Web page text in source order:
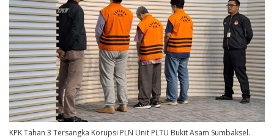
KPK Tahan 3 Tersangka Korupsi PLN Unit PLTU Bukit Asam Sumbaksel.